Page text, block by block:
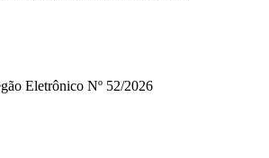
Eletrônico Nº 52/2026